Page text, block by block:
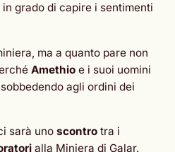
grado di capire i sentimenti
ma a quanto pare non
Amethio e i suoi uomini
agli ordini dei
sarà uno scontro tra i
alla Miniera di Galar.